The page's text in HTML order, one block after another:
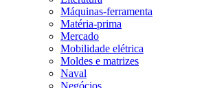
Máquinas-ferramenta
Matéria-prima
Mercado
Mobilidade elétrica
Moldes e matrizes
Naval
Negócios